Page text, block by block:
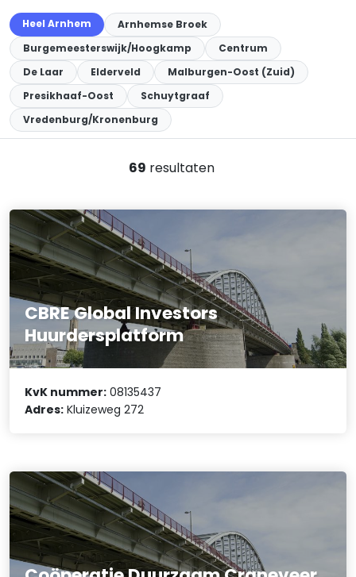
Heel Arnhem
Arnhemse Broek
Burgemeesterswijk/Hoogkamp
Centrum
De Laar
Elderveld
Malburgen-Oost (Zuid)
Presikhaaf-Oost
Schuytgraaf
Vredenburg/Kronenburg
69 resultaten
CBRE Global Investors
Huurdersplatform
KvK nummer: 08135437
Adres: Kluizeweg 272